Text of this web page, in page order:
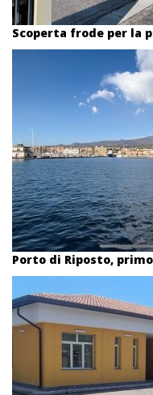
Scoperta frode per la
Porto di Riposto,